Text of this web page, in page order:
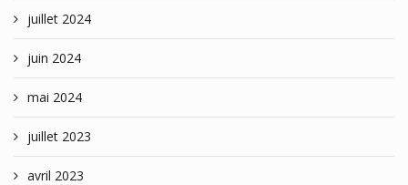
juillet 2024
juin 2024
mai 2024
juillet 2023
avril 2023